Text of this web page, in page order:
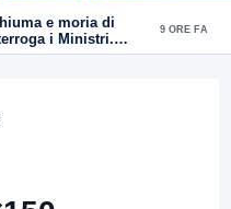
e moria di
i Ministri.
del
9 ORE FA